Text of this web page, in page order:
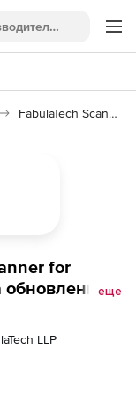
FabulaTech Scanner for Remote Desktop
for
обновления),
еще
LLP